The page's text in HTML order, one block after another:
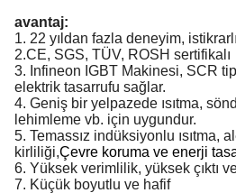
avantaj:
1. 22 yıldan fazla deneyim,
2.CE, SGS, TÜV, ROSH sertifikalı
3. Infineon IGBT Makinesi, SCR
elektrik tasarrufu sağlar.
4. Geniş bir yelpazede ısıtma,
lehimleme vb. için uygundur.
5. Temassız indüksiyonlu ısıtma,
kirliliği,Çevre koruma ve enerji
6. Yüksek verimlilik, yüksek çıktı
7. Küçük boyutlu ve hafif